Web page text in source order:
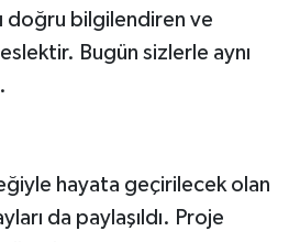
doğru bilgilendiren ve
Bugün sizlerle aynı
hayata geçirilecek olan
da paylaşıldı. Proje